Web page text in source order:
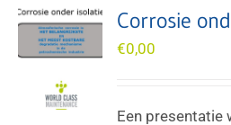
Corrosie
€0,00
Een presentatie